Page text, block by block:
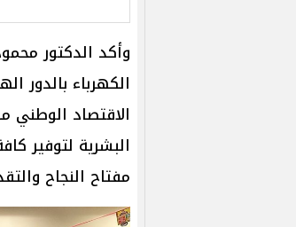
وأكد الدكتور
الكهرباء بالدور
الاقتصاد الوطني
البشرية لتوفير
مفتاح النجاح